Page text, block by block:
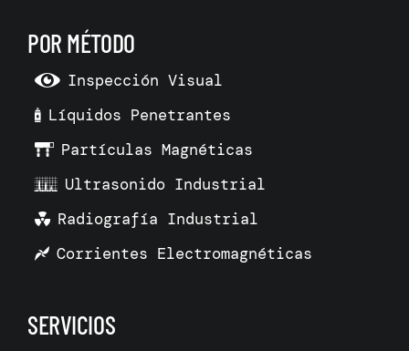
POR MÉTODO
Inspección Visual
Líquidos Penetrantes
Partículas Magnéticas
Ultrasonido Industrial
Radiografía Industrial
Corrientes Electromagnéticas
SERVICIOS